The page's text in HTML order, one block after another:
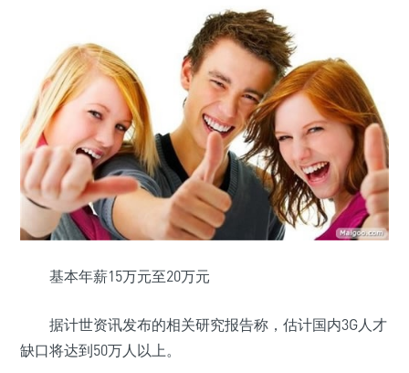
基本年薪15万元至20万元
据计世资讯发布的相关研究报告称，估计国内3G人才
缺口将达到50万人以上。